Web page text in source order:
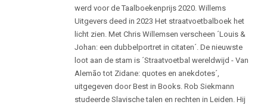
werd voor de Taalboekenprijs 2020. Willems
Uitgevers deed in 2023 Het straatvoetbalboek het
licht zien. Met Chris Willemsen verscheen ´Louis &
Johan: een dubbelportret in citaten´. De nieuwste
loot aan de stam is ´Straatvoetbal wereldwijd - Van
Alemão tot Zidane: quotes en anekdotes´,
uitgegeven door Best in Books. Rob Siekmann
studeerde Slavische talen en rechten in Leiden. Hij